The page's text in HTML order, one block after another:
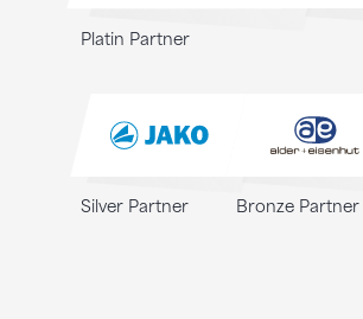
Platin Partner
Silver Partner Bronze Partner